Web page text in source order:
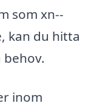
som xn--
kan du hitta
inom